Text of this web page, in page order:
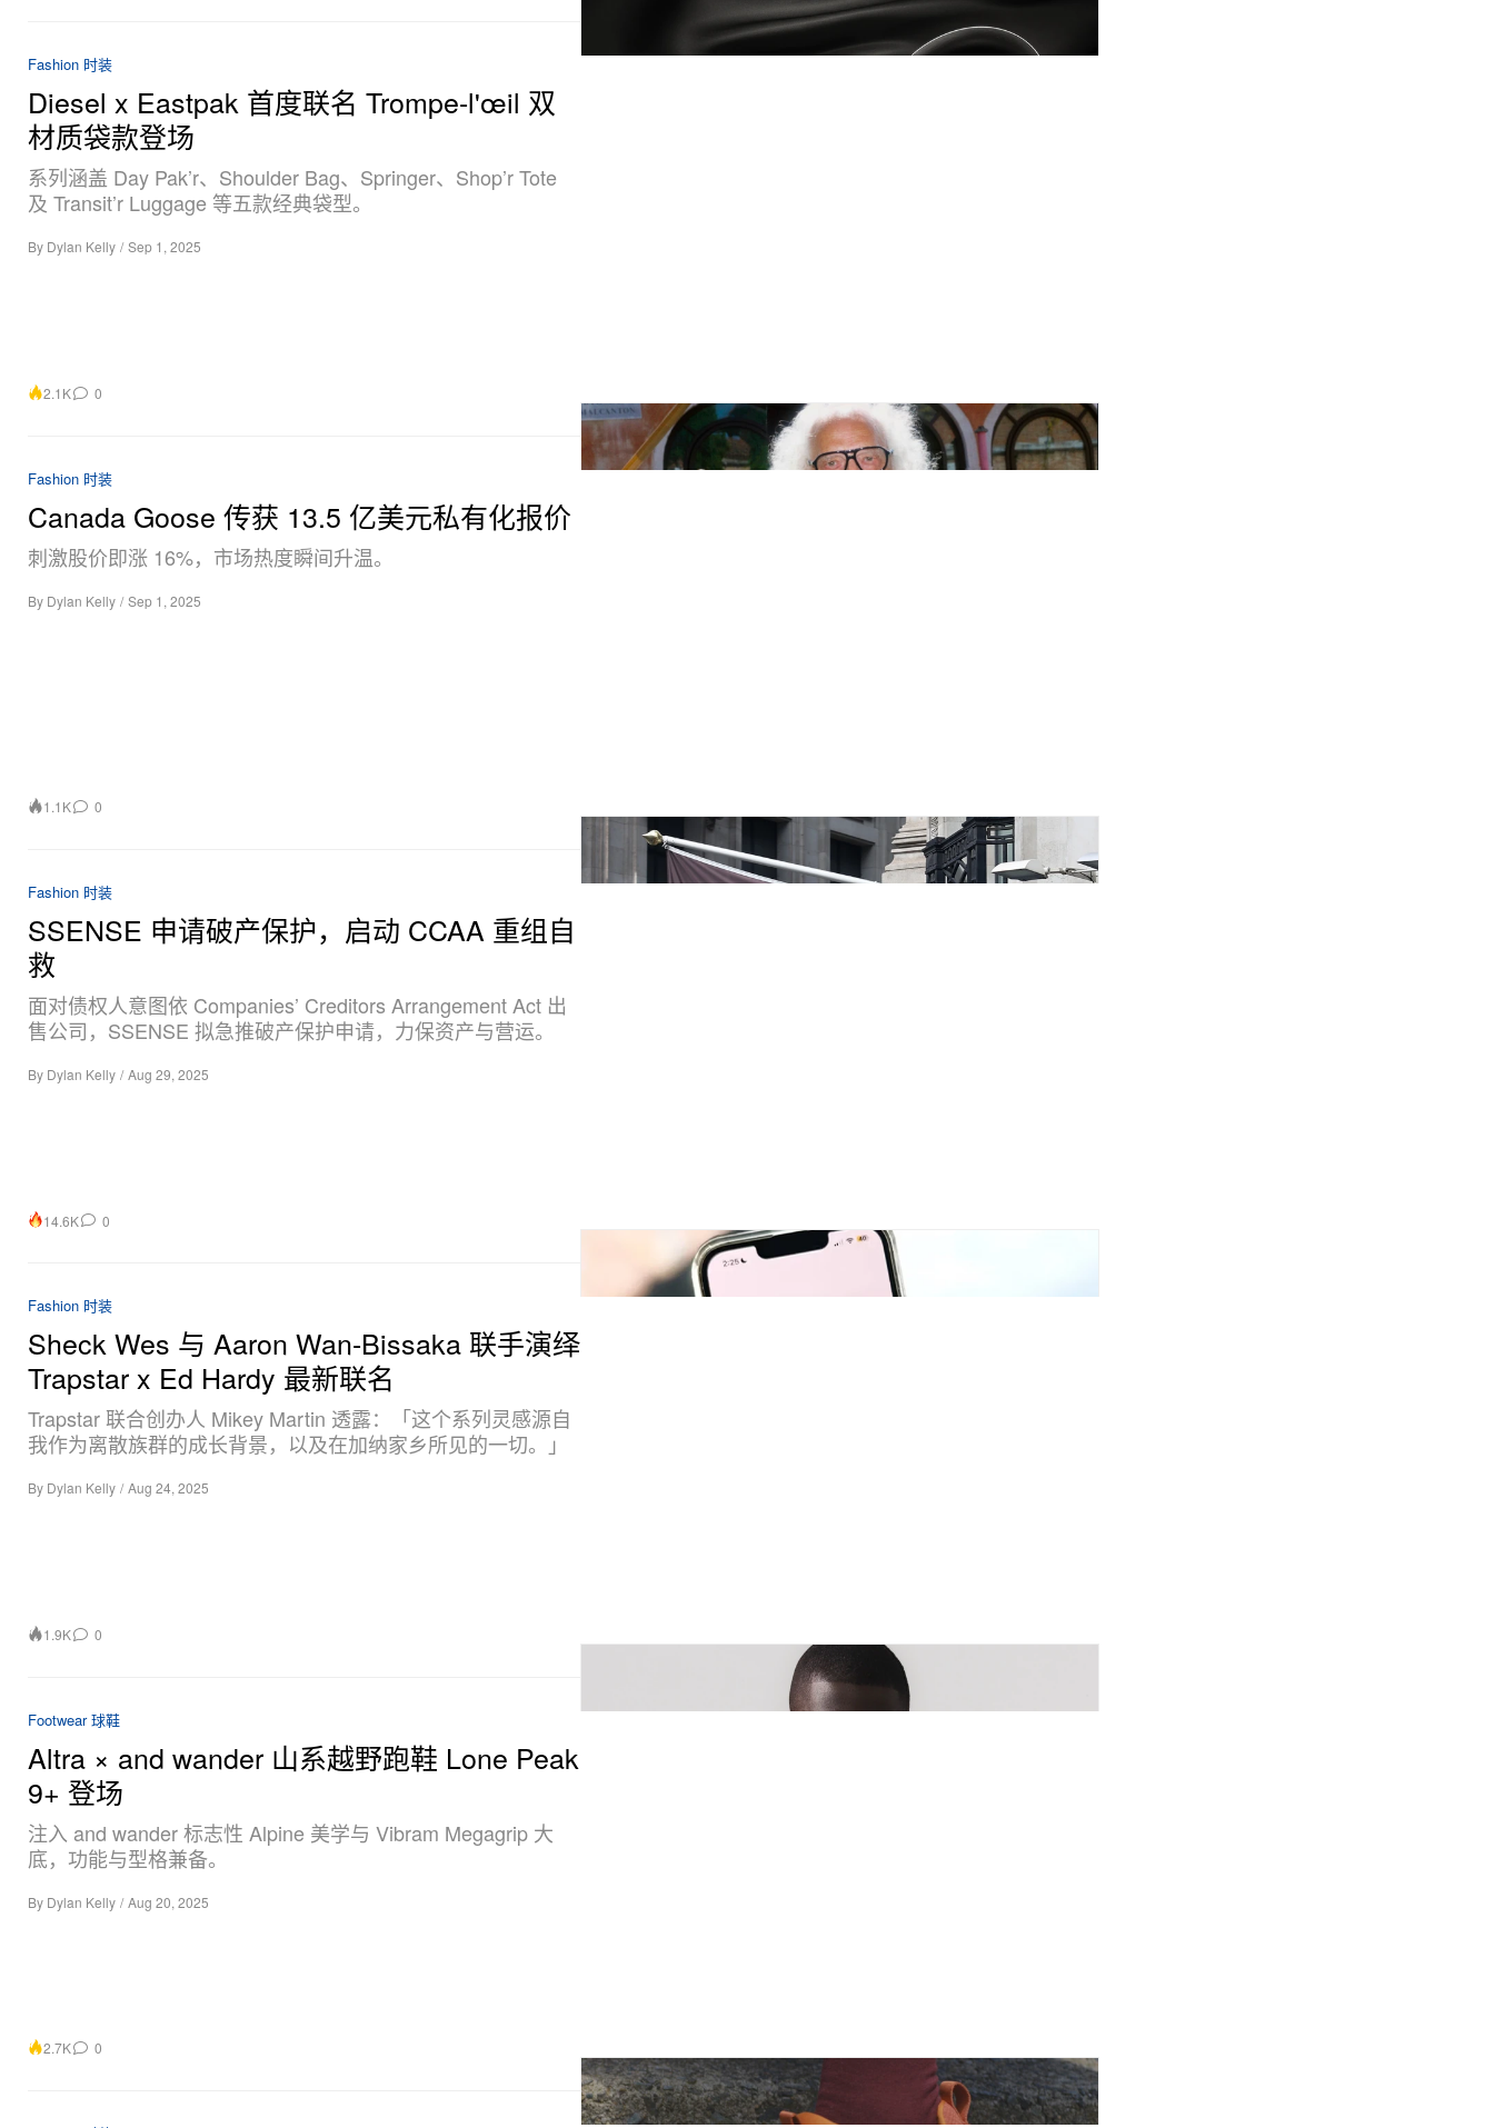
Fashion 时装
Diesel x Eastpak 首度联名 Trompe-l'œil 双
材质袋款登场
系列涵盖 Day Pak’r、Shoulder Bag、Springer、Shop’r Tote
及 Transit’r Luggage 等五款经典袋型。
By Dylan Kelly / Sep 1, 2025
2.1K 0
Fashion 时装
Canada Goose 传获 13.5 亿美元私有化报价
刺激股价即涨 16%，市场热度瞬间升温。
By Dylan Kelly / Sep 1, 2025
1.1K 0
Fashion 时装
SSENSE 申请破产保护，启动 CCAA 重组自
救
面对债权人意图依 Companies’ Creditors Arrangement Act 出
售公司，SSENSE 拟急推破产保护申请，力保资产与营运。
By Dylan Kelly / Aug 29, 2025
14.6K 0
Fashion 时装
Sheck Wes 与 Aaron Wan-Bissaka 联手演绎
Trapstar x Ed Hardy 最新联名
Trapstar 联合创办人 Mikey Martin 透露：「这个系列灵感源自
我作为离散族群的成长背景，以及在加纳家乡所见的一切。」
By Dylan Kelly / Aug 24, 2025
1.9K 0
Footwear 球鞋
Altra × and wander 山系越野跑鞋 Lone Peak
9+ 登场
注入 and wander 标志性 Alpine 美学与 Vibram Megagrip 大
底，功能与型格兼备。
By Dylan Kelly / Aug 20, 2025
2.7K 0